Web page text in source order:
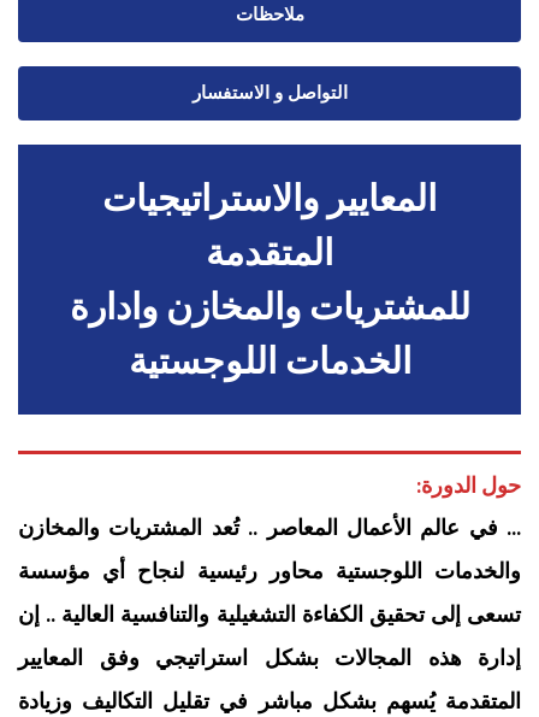
ملاحظات
التواصل و الاستفسار
المعايير والاستراتيجيات
المتقدمة
للمشتريات والمخازن وادارة
الخدمات اللوجستية
حول الدورة:
… في عالم الأعمال المعاصر .. تُعد المشتريات والمخازن
والخدمات اللوجستية محاور رئيسية لنجاح أي مؤسسة
تسعى إلى تحقيق الكفاءة التشغيلية والتنافسية العالية .. إن
إدارة هذه المجالات بشكل استراتيجي وفق المعايير
المتقدمة يُسهم بشكل مباشر في تقليل التكاليف وزيادة